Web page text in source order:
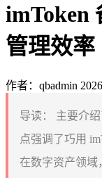
imToken
管理效率
作者：qbadmin
导读：
主要介
点强调了巧用
在数字资产领域